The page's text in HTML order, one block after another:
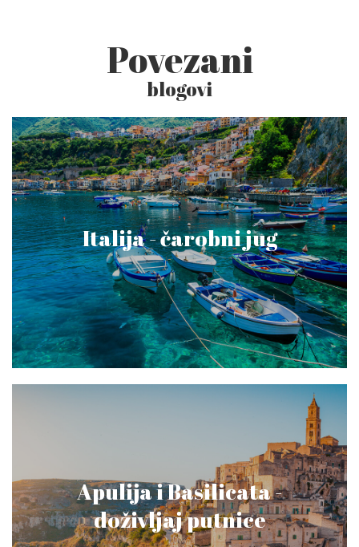
Povezani
blogovi
Italija - čarobni jug
Apulija i Basilicata -
doživljaj putnice